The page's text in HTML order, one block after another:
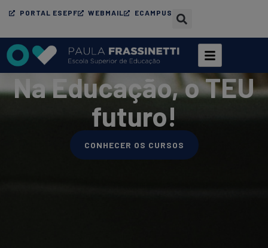
PORTAL ESEPF WEBMAIL ECAMPUS
Na Educação, o TEU
futuro!​
CONHECER OS CURSOS